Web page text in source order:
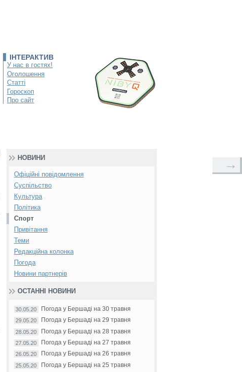
ІНТЕРАКТИВ
У нас в гостях!
Оголошення
Статті
Гороскоп
Про сайт
→
НОВИНИ
Офіційні повідомлення
Суспільство
Культура
Політика
Спорт
Привітання
Теми
Редакційна колонка
Погода
Новини партнерів
ОСТАННІ НОВИНИ
30.05.20 Погода у Бершаді на 30 травня
29.05.20 Погода у Бершаді на 29 травня
28.05.20 Погода у Бершаді на 28 травня
27.05.20 Погода у Бершаді на 27 травня
26.05.20 Погода у Бершаді на 26 травня
25.05.20 Погода у Бершаді на 25 травня